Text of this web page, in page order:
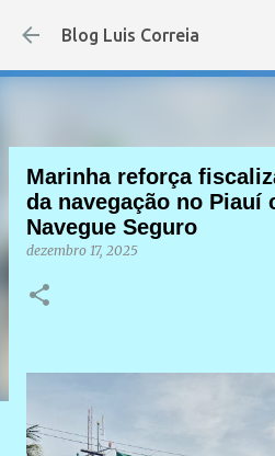
Pular para o
Blog Luis Correia
Marinha reforça
da navegação no Piauí
Navegue Seguro
dezembro 17, 2025